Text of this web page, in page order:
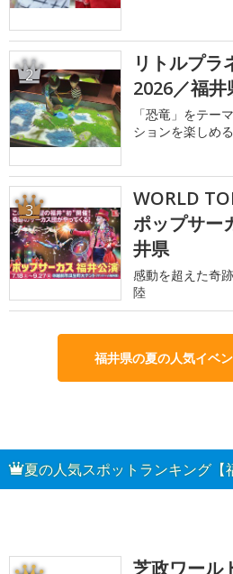
2
リトルプラ
2026／福井
「恐竜」をテー
ションを楽しめる
3
WORLD
ポップサー
井県
感動を超えた奇
陸
福井県の夏の人気イベ
夏の人気スポットランキング【
芝政ワール